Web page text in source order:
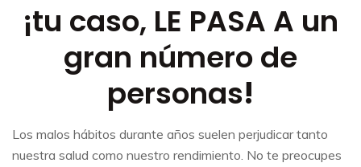
¡tu caso, LE PASA A ​un
gran número de
personas!
Los malos hábitos durante años suelen perjudicar tanto
nuestra salud como nuestro rendimiento. No te preocupes